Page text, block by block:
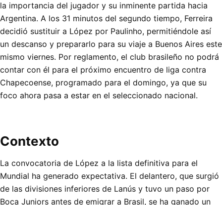
la importancia del jugador y su inminente partida hacia
Argentina. A los 31 minutos del segundo tiempo, Ferreira
decidió sustituir a López por Paulinho, permitiéndole así
un descanso y prepararlo para su viaje a Buenos Aires este
mismo viernes. Por reglamento, el club brasileño no podrá
contar con él para el próximo encuentro de liga contra
Chapecoense, programado para el domingo, ya que su
foco ahora pasa a estar en el seleccionado nacional.
Contexto
La convocatoria de López a la lista definitiva para el
Mundial ha generado expectativa. El delantero, que surgió
de las divisiones inferiores de Lanús y tuvo un paso por
Boca Juniors antes de emigrar a Brasil, se ha ganado un